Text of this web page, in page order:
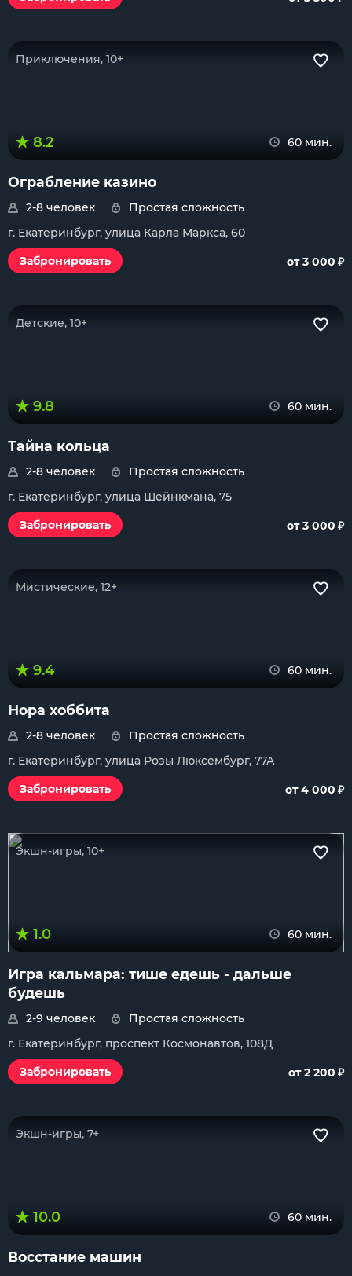
Приключения, 10+
8.2 60 мин.
Ограбление казино
2-8 человек
Простая сложность
г. Екатеринбург, улица Карла Маркса, 60
Забронировать
от 3 000 ₽
Детские, 10+
9.8 60 мин.
Тайна кольца
2-8 человек
Простая сложность
г. Екатеринбург, улица Шейнкмана, 75
Забронировать
от 3 000 ₽
Мистические, 12+
9.4 60 мин.
Нора хоббита
2-8 человек
Простая сложность
г. Екатеринбург, улица Розы Люксембург, 77А
Забронировать
от 4 000 ₽
Экшн-игры, 10+
1.0 60 мин.
Игра кальмара: тише едешь - дальше
будешь
2-9 человек
Простая сложность
г. Екатеринбург, проспект Космонавтов, 108Д
Забронировать
от 2 200 ₽
Экшн-игры, 7+
10.0 60 мин.
Восстание машин